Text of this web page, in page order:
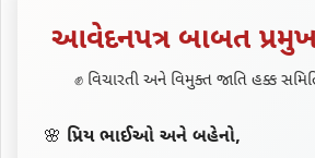
આવેદનપત્ર બાબત
✊ વિચારતી અને વિમુક્ત જાતિ હક્ક
🌸 પ્રિય ભાઈઓ અને બહેનો,